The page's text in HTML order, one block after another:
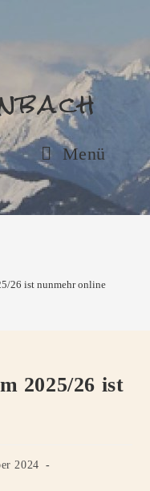
Menü
26 ist nunmehr online
2025/26 ist
2024